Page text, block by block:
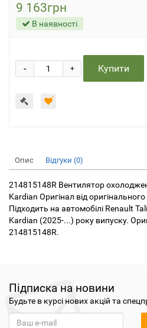
9 163грн
В наявності
+
- Купити
Опис Відгуки (0)
214815148R Вентилятор
Kardian Оригінал від
Підходить на автомобілі Renault
Kardian (2025-...) року випуску.
214815148R.
Підписка на новини
Будьте в курсі нових акцій та